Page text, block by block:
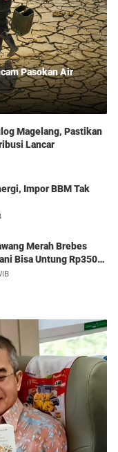
Pasokan Air
Magelang, Pastikan
Lancar
Impor BBM Tak
Merah Brebes
Bisa Untung Rp350